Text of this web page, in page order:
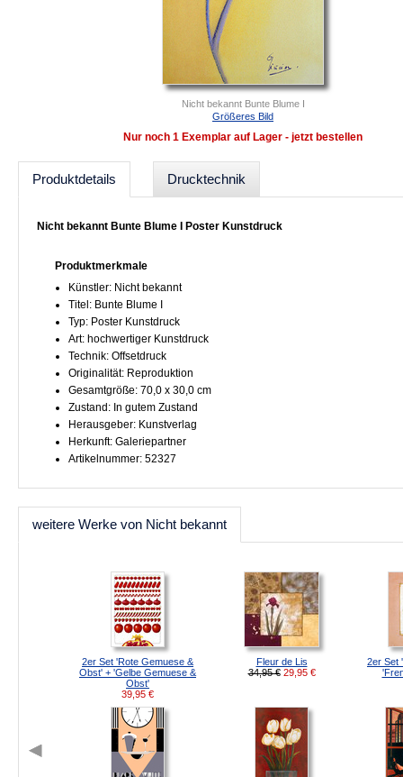
Nicht bekannt Bunte Blume I
Größeres Bild
Nur noch 1 Exemplar auf Lager - jetzt bestellen
Produktdetails Drucktechnik
Nicht bekannt Bunte Blume I Poster Kunstdruck
Produktmerkmale
Künstler: Nicht bekannt
Titel: Bunte Blume I
Typ: Poster Kunstdruck
Art: hochwertiger Kunstdruck
Technik: Offsetdruck
Originalität: Reproduktion
Gesamtgröße: 70,0 x 30,0 cm
Zustand: In gutem Zustand
Herausgeber: Kunstverlag
Herkunft: Galeriepartner
Artikelnummer: 52327
weitere Werke von Nicht bekannt
2er Set 'Rote Gemuese &
Obst' + 'Gelbe Gemuese &
Obst'
39,95 €
Fleur de Lis
34,95 € 29,95 €
2er Set